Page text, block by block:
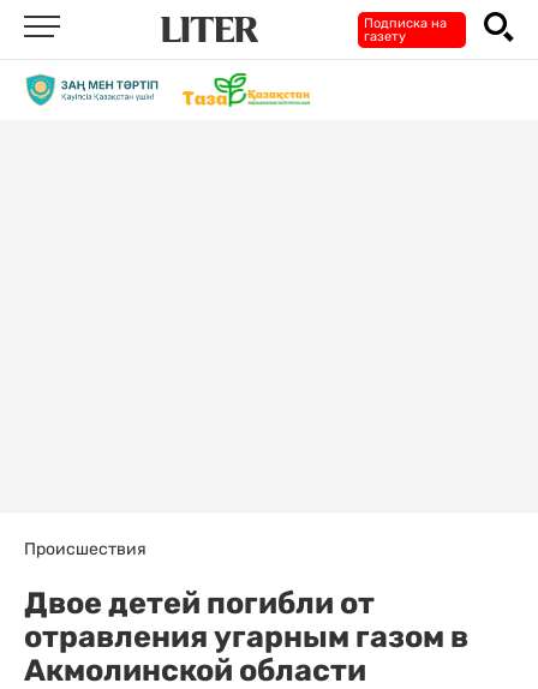
Подписка на
газету
Происшествия
Двое детей погибли от
отравления угарным газом в
Акмолинской области